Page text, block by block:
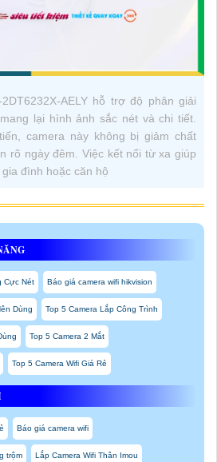
AELY hỗ trợ độ phân giải
lại hình ảnh sắc nét và chi tiết.
camera này không bị giảm chất
rõ ngày đêm. Việc kết nối từ xa giúp
đình hoặc căn hộ
Cực Nét Báo giá camera wifi hikvision
Dùng Top 5 Camera Lắp Công Trình
Top 5 Camera 2 Mắt
Top 5 Camera Wifi Giá Rẻ
Báo giá camera wifi
trộm Lắp Camera Wifi Thân Imou